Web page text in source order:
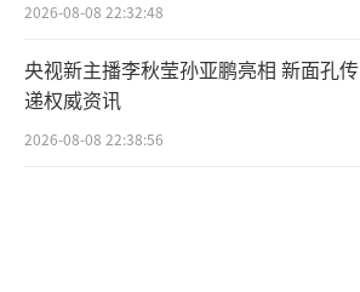
2026-08-08 22:32:48
央视新主播李秋莹孙亚鹏亮相 新面孔传
递权威资讯
2026-08-08 22:38:56